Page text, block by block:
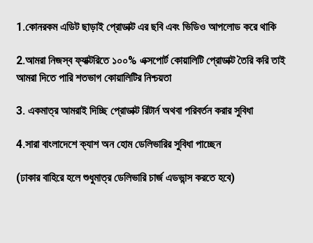
1.কোনরকম এডিট ছাড়াই প্রোডাক্ট এর ছবি এবং ভিডিও আপলোড করে থাকি
2.আমরা নিজস্ব ফ্যাক্টরিতে ১০০% এক্সপোর্ট কোয়ালিটি প্রোডাক্ট তৈরি করিতাই
আমরা দিতে পারি শতভাগ কোয়ালিটির নিশ্চয়তা
3. একমাত্র আমরাই দিচ্ছি প্রোডাক্ট রিটার্ন অথবা পরিবর্তন করার সুবিধা
4.সারা বাংলাদেশে ক্যাশ অন হোম ডেলিভারির সুবিধা পাচ্ছেন
(ঢাকার বাহিরে হলে শুধুমাত্র ডেলিভারি চার্জ এডভান্স করতে হবে)